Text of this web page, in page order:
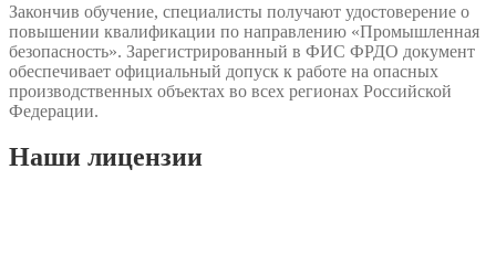
Закончив обучение, специалисты получают удостоверение о
повышении квалификации по направлению «Промышленная
безопасность». Зарегистрированный в ФИС ФРДО документ
обеспечивает официальный допуск к работе на опасных
производственных объектах во всех регионах Российской
Федерации.
Наши лицензии